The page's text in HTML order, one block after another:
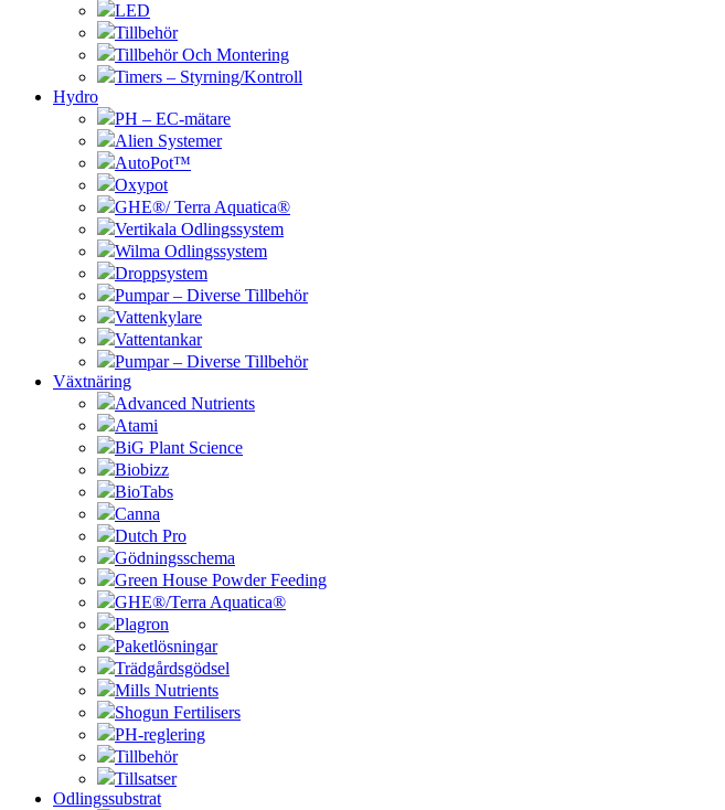
LED
Tillbehör
Tillbehör Och Montering
Timers – Styrning/Kontroll
Hydro
PH – EC-mätare
Alien Systemer
AutoPot™
Oxypot
GHE®/ Terra Aquatica®
Vertikala Odlingssystem
Wilma Odlingssystem
Droppsystem
Pumpar – Diverse Tillbehör
Vattenkylare
Vattentankar
Pumpar – Diverse Tillbehör
Växtnäring
Advanced Nutrients
Atami
BiG Plant Science
Biobizz
BioTabs
Canna
Dutch Pro
Gödningsschema
Green House Powder Feeding
GHE®/Terra Aquatica®
Plagron
Paketlösningar
Trädgårdsgödsel
Mills Nutrients
Shogun Fertilisers
PH-reglering
Tillbehör
Tillsatser
Odlingssubstrat